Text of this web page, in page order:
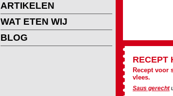
ARTIKELEN
WAT ETEN WIJ
BLOG
RECEPT
Recept voor
vlees.
Saus gerecht